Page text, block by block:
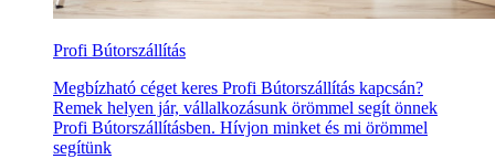
Profi Bútorszállítás
Megbízható céget keres Profi Bútorszállítás kapcsán?
Remek helyen jár, vállalkozásunk örömmel segít önnek
Profi Bútorszállításben. Hívjon minket és mi örömmel
segítünk